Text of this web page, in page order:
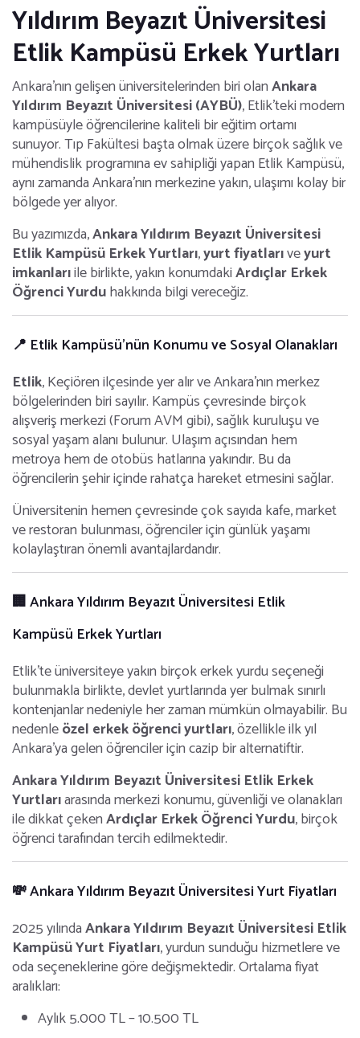
Yıldırım Beyazıt Üniversitesi
Etlik Kampüsü Erkek Yurtları
Ankara’nın gelişen üniversitelerinden biri olanAnkara
Yıldırım Beyazıt Üniversitesi (AYBÜ), Etlik’teki modern
kampüsüyle öğrencilerine kaliteli bir eğitim ortamı
sunuyor. Tıp Fakültesi başta olmak üzere birçok sağlık ve
mühendislik programına ev sahipliği yapan Etlik Kampüsü,
aynı zamanda Ankara’nın merkezine yakın, ulaşımı kolay bir
bölgede yer alıyor.
Bu yazımızda,Ankara Yıldırım Beyazıt Üniversitesi
Etlik Kampüsü Erkek Yurtları,yurt fiyatlarıveyurt
imkanlarıile birlikte, yakın konumdakiArdıçlar Erkek
Öğrenci Yurduhakkında bilgi vereceğiz.
📍 Etlik Kampüsü’nün Konumu ve Sosyal Olanakları
Etlik, Keçiören ilçesinde yer alır ve Ankara’nın merkez
bölgelerinden biri sayılır. Kampüs çevresinde birçok
alışveriş merkezi (Forum AVM gibi), sağlık kuruluşu ve
sosyal yaşam alanı bulunur. Ulaşım açısından hem
metroya hem de otobüs hatlarına yakındır. Bu da
öğrencilerin şehir içinde rahatça hareket etmesini sağlar.
Üniversitenin hemen çevresinde çok sayıda kafe, market
ve restoran bulunması, öğrenciler için günlük yaşamı
kolaylaştıran önemli avantajlardandır.
🏢 Ankara Yıldırım Beyazıt Üniversitesi Etlik
Kampüsü Erkek Yurtları
Etlik’te üniversiteye yakın birçok erkek yurdu seçeneği
bulunmakla birlikte, devlet yurtlarında yer bulmak sınırlı
kontenjanlar nedeniyle her zaman mümkün olmayabilir. Bu
nedenleözel erkek öğrenci yurtları, özellikle ilk yıl
Ankara'ya gelen öğrenciler için cazip bir alternatiftir.
Ankara Yıldırım Beyazıt Üniversitesi Etlik Erkek
Yurtlarıarasında merkezi konumu, güvenliği ve olanakları
ile dikkat çekenArdıçlar Erkek Öğrenci Yurdu, birçok
öğrenci tarafından tercih edilmektedir.
💸 Ankara Yıldırım Beyazıt Üniversitesi Yurt Fiyatları
2025 yılındaAnkara Yıldırım Beyazıt Üniversitesi Etlik
Kampüsü Yurt Fiyatları, yurdun sunduğu hizmetlere ve
oda seçeneklerine göre değişmektedir. Ortalama fiyat
aralıkları:
Aylık 5.000 TL – 10.500 TL